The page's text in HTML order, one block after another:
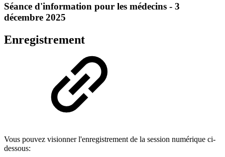
Séance d'information pour les médecins - 3
décembre 2025
Enregistrement
Vous pouvez visionner l'enregistrement de la session numérique ci-
dessous: